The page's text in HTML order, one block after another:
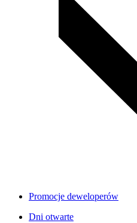
Promocje deweloperów
Dni otwarte